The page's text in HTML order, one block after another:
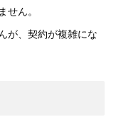
せん。
が、契約が複雑にな